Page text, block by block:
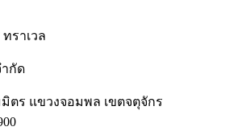
กัด
ตร แขวงจอมพล เขตจตุจักร